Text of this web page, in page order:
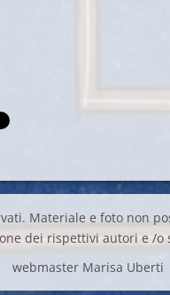
Materiale e foto non
dei rispettivi autori e /o
webmaster Marisa Uberti